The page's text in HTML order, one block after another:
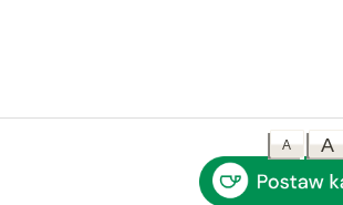
A
A